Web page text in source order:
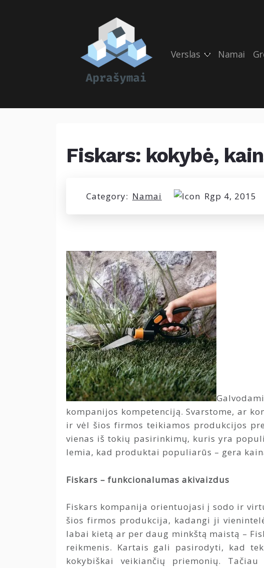
Verslas Namai
Fiskars: kokybė,
Category: Namai Rgp 4, 2015
kompanijos kompetenciją. Svarstome, ar
ir vėl šios firmos teikiamos produkcijos
vienas iš tokių pasirinkimų, kuris yra
lemia, kad produktai populiarūs – gera
Fiskars – funkcionalumas akivaizdus
Fiskars kompanija orientuojasi į sodo ir
šios firmos produkcija, kadangi ji
labai kietą ar per daug minkštą maistą –
reikmenis. Kartais gali pasirodyti, kad
kokybiškai veikiančių priemonių.